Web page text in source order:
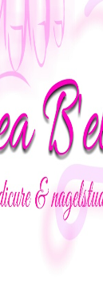
> Salon gel polish
(HEMA FREE,